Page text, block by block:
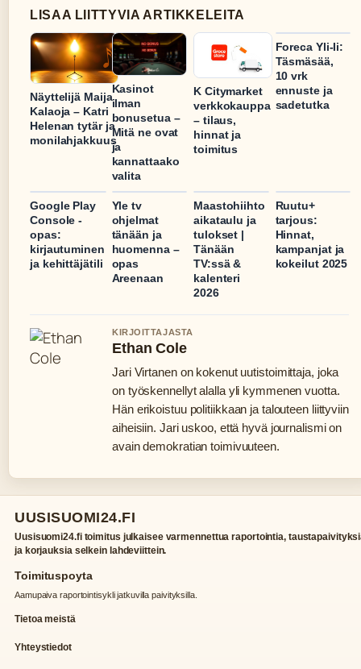
LISAA LIITTYVIA ARTIKKELEITA
Näyttelijä Maija
Kalaoja – Katri
Helenan tytär ja
monilahjakkuus
Kasinot
ilman
bonusetua –
Mitä ne ovat
ja
kannattaako
valita
K Citymarket
verkkokauppa
– tilaus,
hinnat ja
toimitus
Foreca Yli-Ii:
Täsmäsää,
10 vrk
ennuste ja
sadetutka
Google Play
Console -
opas:
kirjautuminen
ja kehittäjätili
Yle tv
ohjelmat
tänään ja
huomenna –
opas
Areenaan
Maastohiihto
aikataulu ja
tulokset |
Tänään
TV:ssä &
kalenteri
2026
Ruutu+
tarjous:
Hinnat,
kampanjat ja
kokeilut 2025
KIRJOITTAJASTA
Ethan Cole
Jari Virtanen on kokenut uutistoimittaja, joka
on työskennellyt alalla yli kymmenen vuotta.
Hän erikoistuu politiikkaan ja talouteen liittyviin
aiheisiin. Jari uskoo, että hyvä journalismi on
avain demokratian toimivuuteen.
UUSISUOMI24.FI
Uusisuomi24.fi toimitus julkaisee varmennettua raportointia,
ja korjauksia selkein lahdeviittein.
Toimituspoyta
Aamupaiva raportointisykli jatkuvilla paivityksilla.
Tietoa meistä
Yhteystiedot